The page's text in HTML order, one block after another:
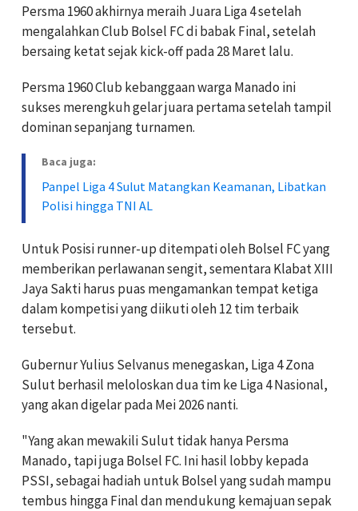
Persma 1960 akhirnya meraih Juara Liga 4 setelah
mengalahkan Club Bolsel FC di babak Final, setelah
bersaing ketat sejak kick-off pada 28 Maret lalu.
Persma 1960 Club kebanggaan warga Manado ini
sukses merengkuh gelar juara pertama setelah tampil
dominan sepanjang turnamen.
Baca juga:
Panpel Liga 4 Sulut Matangkan Keamanan, Libatkan
Polisi hingga TNI AL
Untuk Posisi runner-up ditempati oleh Bolsel FC yang
memberikan perlawanan sengit, sementara Klabat XIII
Jaya Sakti harus puas mengamankan tempat ketiga
dalam kompetisi yang diikuti oleh 12 tim terbaik
tersebut.
Gubernur Yulius Selvanus menegaskan, Liga 4 Zona
Sulut berhasil meloloskan dua tim ke Liga 4 Nasional,
yang akan digelar pada Mei 2026 nanti.
"Yang akan mewakili Sulut tidak hanya Persma
Manado, tapi juga Bolsel FC. Ini hasil lobby kepada
PSSI, sebagai hadiah untuk Bolsel yang sudah mampu
tembus hingga Final dan mendukung kemajuan sepak